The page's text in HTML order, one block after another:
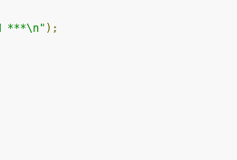
***\n" );